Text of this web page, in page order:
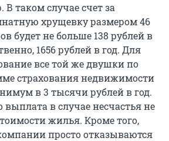
таком случае счет за
хрущевку размером 46
будет не больше 138 рублей в
1656 рублей в год. Для
все той же двушки по
страхования недвижимости
в 3 тысячи рублей в год.
выплата в случае несчастья не
жилья. Кроме того,
просто отказываются